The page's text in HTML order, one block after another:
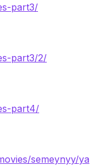
part3/
part3/2/
part4/
semeynyy/ya